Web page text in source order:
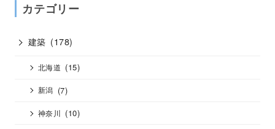
カテゴリー
建築 (178)
北海道 (15)
新潟 (7)
神奈川 (10)